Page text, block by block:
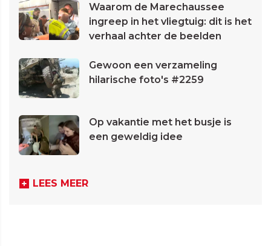
Waarom de Marechaussee
ingreep in het vliegtuig: dit is het
verhaal achter de beelden
Gewoon een verzameling
hilarische foto's #2259
Op vakantie met het busje is
een geweldig idee
LEES MEER